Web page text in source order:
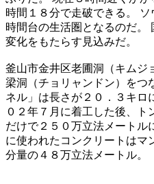
時間１８分で走破できる。
時間台の生活圏となるのだ。
変化をもたらす見込みだ。
釜山市金井区老圃洞（キムジ
梁洞（チョリャンドン）をつ
ネル」は長さが２０．３キロ
０２年７月に着工した後、
だけで２５０万立法メートル
に使われたコンクリートはマ
分量の４８万立法メートル。